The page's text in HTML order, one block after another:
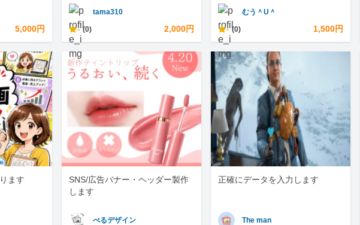
5,000円
tama310
- (0) 2,000円
むう＾U＾
- (0) 1,500円
ます
SNS/広告バナー・ヘッダー製作
します
べるデザイン
正確にデータを入力します
The man